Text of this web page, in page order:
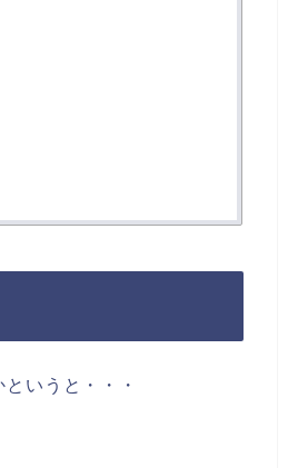
いうと・・・